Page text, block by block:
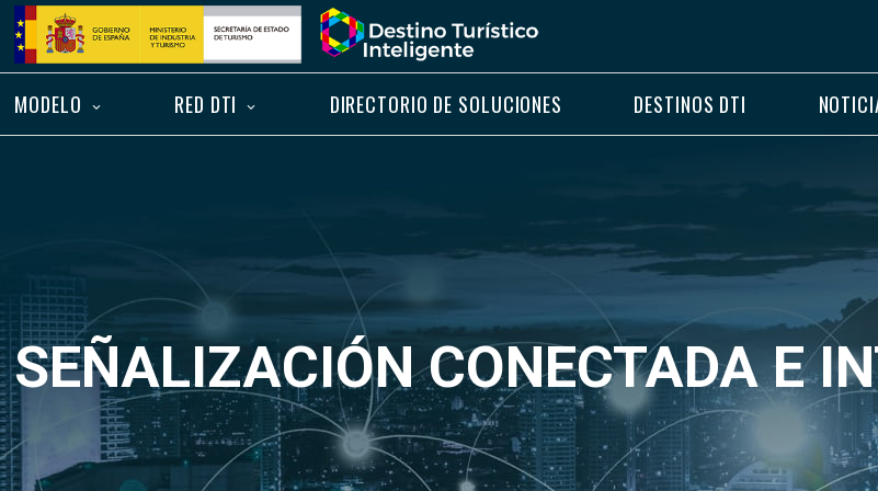
Saltar
contenido
Inicio
MODELO RED DTI DIRECTORIO DE SOLUCIONES DESTINOS DTI
SEÑALIZACIÓN CONECTADA E